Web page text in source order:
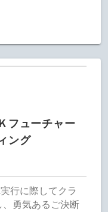
フューチャー
ング
行に際してクラ
勇気あるご決断